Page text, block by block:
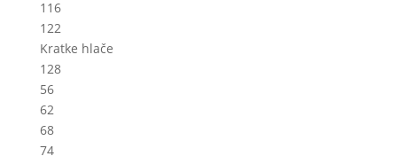
116
122
Kratke hlače
128
56
62
68
74